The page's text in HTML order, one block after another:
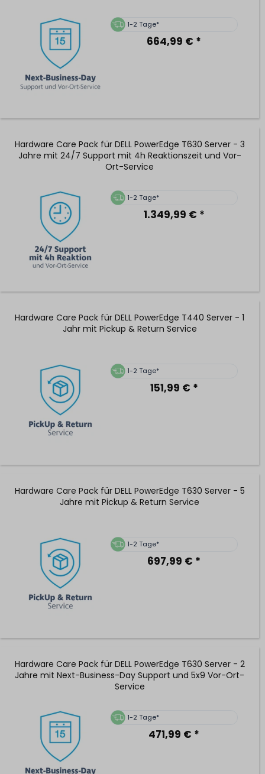
1-2 Tage*
664,99 € *
Hardware Care Pack für DELL PowerEdge T630 Server - 3
Jahre mit 24/7 Support mit 4h Reaktionszeit und Vor-
Ort-Service
1-2 Tage*
1.349,99 € *
Hardware Care Pack für DELL PowerEdge T440 Server - 1
Jahr mit Pickup & Return Service
1-2 Tage*
151,99 € *
Hardware Care Pack für DELL PowerEdge T630 Server - 5
Jahre mit Pickup & Return Service
1-2 Tage*
697,99 € *
Hardware Care Pack für DELL PowerEdge T630 Server - 2
Jahre mit Next-Business-Day Support und 5x9 Vor-Ort-
Service
1-2 Tage*
471,99 € *